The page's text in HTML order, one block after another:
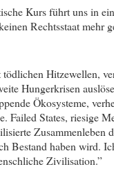
Kurs führt uns in
Rechtsstaat mehr
tödlichen Hitzewellen,
Hungerkrisen
Ökosysteme,
Failed States, riesige
Zusammenleben
Bestand haben wird.
Zivilisation.”